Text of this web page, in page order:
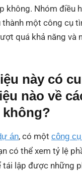
không. Nhóm điều
một công cụ
quá khả năng và
này có
nào về
án, có một công
có thể xem tỷ lệ
tái lập được những